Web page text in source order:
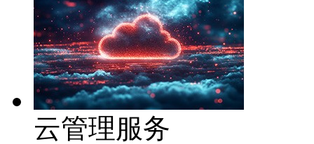
云管理服务